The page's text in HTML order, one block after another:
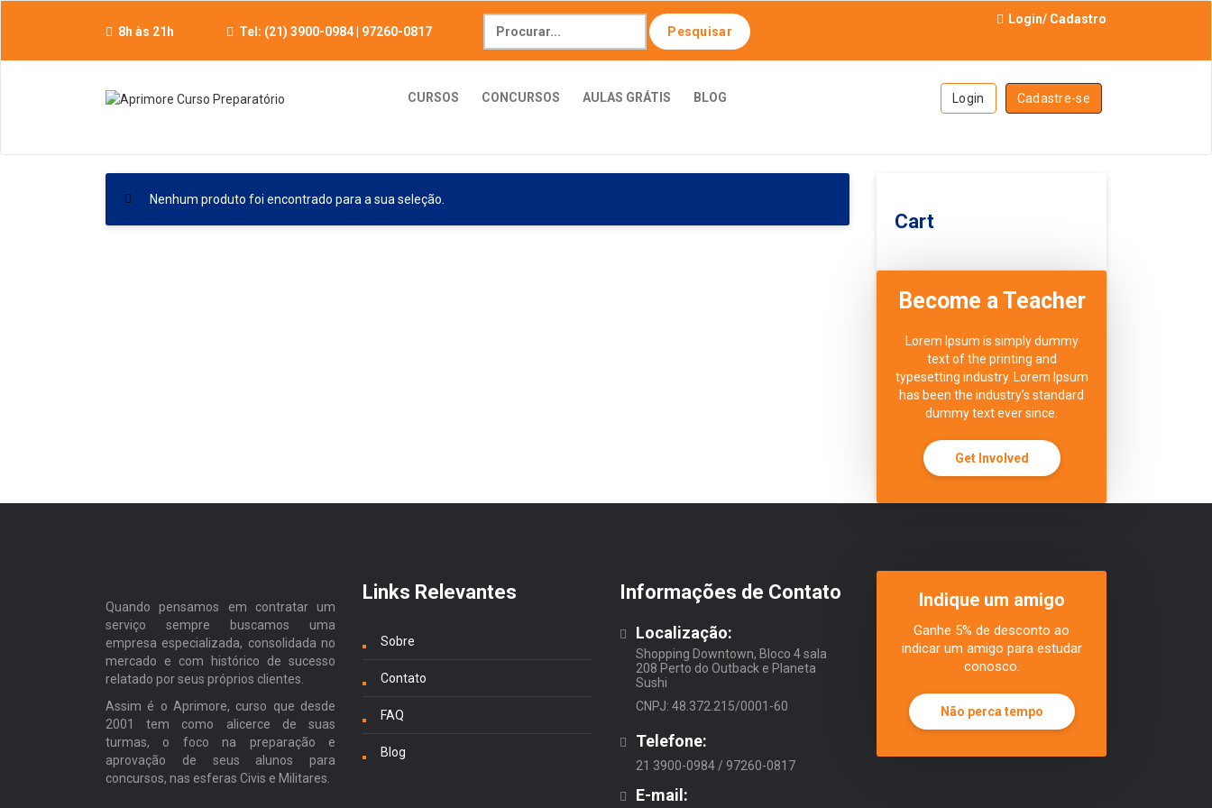
8h às 21h Tel: (21) 3900-0984 | 97260-0817
Login/ Cadastro
CURSOS CONCURSOS AULAS GRÁTIS BLOG Login Cadastre-se
Nenhum produto foi encontrado para a sua seleção.
Cart
Become a Teacher
Lorem Ipsum is simply dummy
text of the printing and
typesetting industry. Lorem Ipsum
has been the industry’s standard
dummy text ever since.
Get Involved
Quando pensamos em contratar um
serviço sempre buscamos uma
empresa especializada, consolidada no
mercado e com histórico de sucesso
relatado por seus próprios clientes.
Assim é o Aprimore, curso que desde
2001 tem como alicerce de suas
turmas, o foco na preparação e
aprovação de seus alunos para
concursos, nas esferas Civis e Militares.
Links Relevantes
Sobre
Contato
FAQ
Blog
Informações de Contato
Localização:
Shopping Downtown, Bloco 4 sala
208 Perto do Outback e Planeta
Sushi
CNPJ: 48.372.215/0001-60
Telefone:
21 3900-0984 / 97260-0817
E-mail:
Indique um amigo
Ganhe 5% de desconto ao
indicar um amigo para estudar
conosco.
Não perca tempo